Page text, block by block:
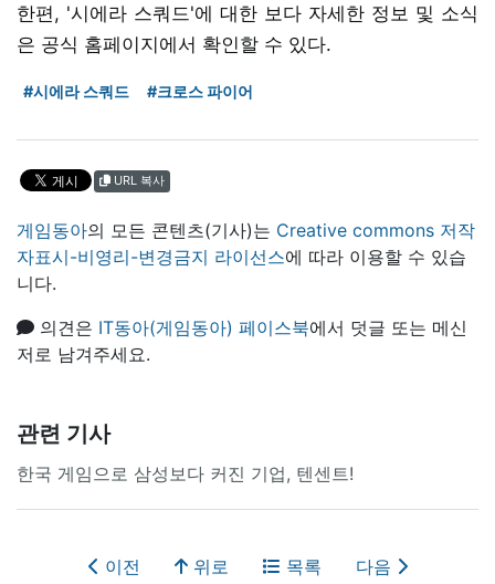
한편, '시에라 스쿼드'에 대한 보다 자세한 정보 및 소식
은 공식 홈페이지에서 확인할 수 있다.
#시에라 스쿼드 #크로스 파이어
URL 복사
게임동아의 모든 콘텐츠(기사)는 Creative commons 저작
자표시-비영리-변경금지 라이선스에 따라 이용할 수 있습
니다.
의견은 IT동아(게임동아) 페이스북에서 덧글 또는 메신
저로 남겨주세요.
관련 기사
한국 게임으로 삼성보다 커진 기업, 텐센트!
이전 위로 목록 다음